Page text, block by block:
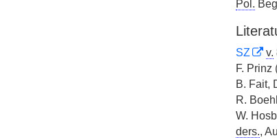
Pol.
SZ v.
F. Prinz
B. Fait,
R.
W.
ders.,